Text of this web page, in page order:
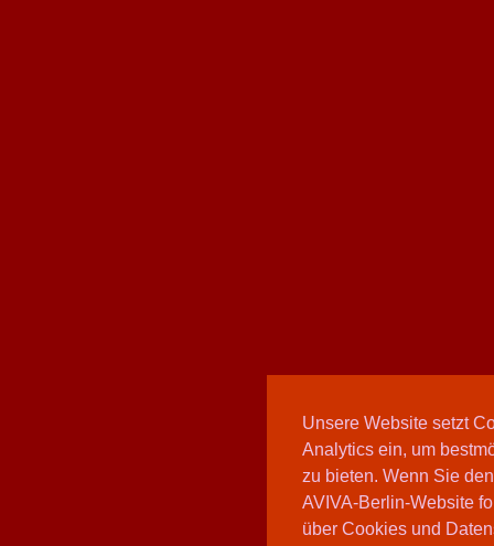
Unsere Website setzt
Analytics ein, um
zu bieten. Wenn Sie
AVIVA-Berlin-Website
über Cookies und